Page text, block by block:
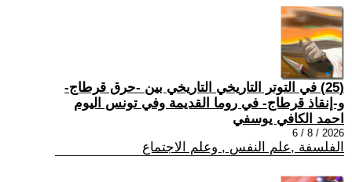
(25) في التوتر التاريخي التاريخي بين -حرق قرطاج-
و-إنقاذ قرطاج- في روما القديمة وفي تونس اليوم
احمد الكافي يوسفي
2026 / 8 / 6
الفلسفة ,علم النفس , وعلم الاجتماع